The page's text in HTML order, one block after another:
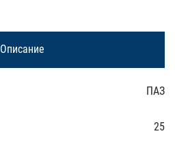
Описание
ПАЗ
25